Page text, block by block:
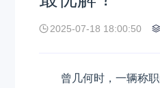
2025-07-18 18:00:50
曾几何时，一辆称